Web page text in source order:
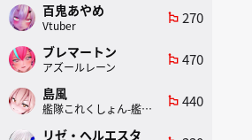
百鬼あやめ
Vtuber
emoji_flags 270
ブレマートン
アズールレーン
emoji_flags 470
島風
艦隊これくしょん-艦これ-
emoji_flags 440
リゼ・ヘルエスタ